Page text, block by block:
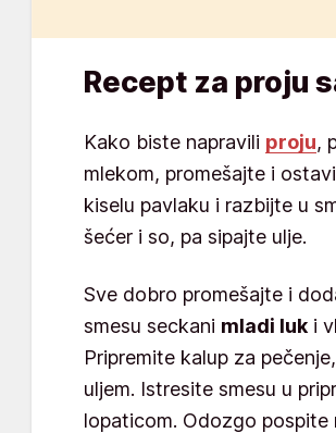
Recept za proju
Kako biste napravili proju,
mlekom, promešajte i
kiselu pavlaku i razbijte u
šećer i so, pa sipajte ulje.
Sve dobro promešajte i
smesu seckani mladi luk i
Pripremite kalup za
uljem. Istresite smesu u
lopaticom. Odozgo pospite